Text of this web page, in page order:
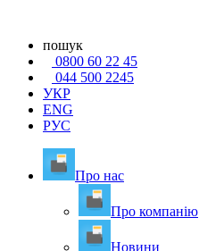
пошук
0800 60 22 45
044 500 2245
УКР
ENG
РУС
Про нас
Про компанію
Новини